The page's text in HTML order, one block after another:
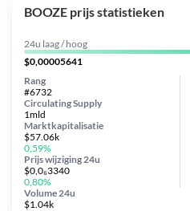
BOOZE prijs statistieken
24u laag / hoog
$0,00005641
Circulating Supply
1mld
Prijs wijziging 24u
$0,0₆3340
0,80%
Marktkapitalisatie
$57.06k
0,59%
Volume 24u
$1.04k
Rang
#6732